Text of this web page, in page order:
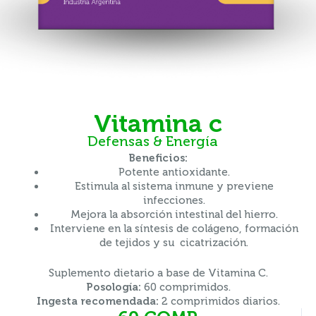
vitamina c
Defensas & Energía
Beneficios:
Potente antioxidante.
Estimula al sistema inmune y previene
infecciones.
Mejora la absorción intestinal del hierro.
Interviene en la síntesis de colágeno, formación
de tejidos y su cicatrización.
Suplemento dietario a base de Vitamina C.
Posología: 60 comprimidos.
Ingesta recomendada: 2 comprimidos diarios.